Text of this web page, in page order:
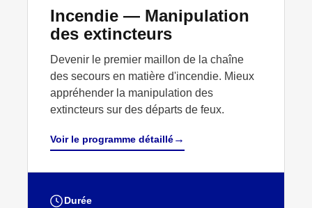
Incendie — Manipulation
des extincteurs
Devenir le premier maillon de la chaîne
des secours en matière d'incendie. Mieux
appréhender la manipulation des
extincteurs sur des départs de feux.
Voir le programme détaillé→
Durée